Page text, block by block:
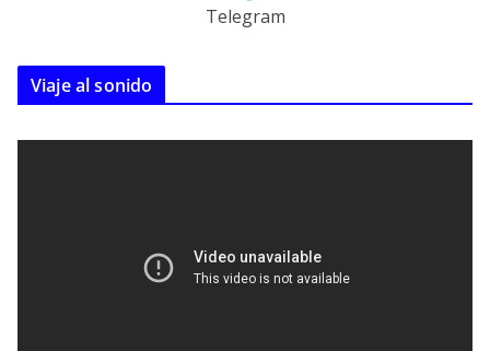
Telegram
Viaje al sonido